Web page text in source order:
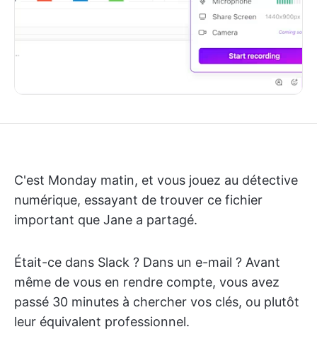
C'est Monday matin, et vous jouez au détective
numérique, essayant de trouver ce fichier
important que Jane a partagé.
Était-ce dans Slack ? Dans un e-mail ? Avant
même de vous en rendre compte, vous avez
passé 30 minutes à chercher vos clés, ou plutôt
leur équivalent professionnel.